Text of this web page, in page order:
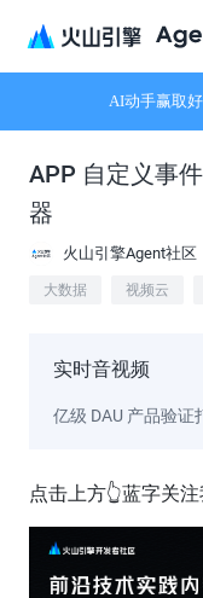
AI动手赢取
APP 自定义事
器
火山引擎Agent社区
大数据 视频云
实时音视频
亿级 DAU 产品验证
点击上方👆蓝字关注